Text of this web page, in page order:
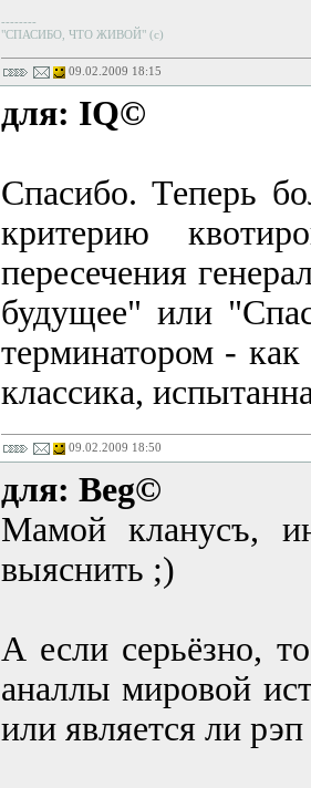
--------
"СПАСИБО, ЧТО ЖИВОЙ" (с)
09.02.2009 18:15
для: IQ©
Спасибо. Теперь
критерию
пересечения
будущее" или
терминатором - как
классика,
09.02.2009 18:50
для: Beg©
Мамой кланусъ,
выяснить ;)
А если серьёзно,
аналлы мировой
или является ли